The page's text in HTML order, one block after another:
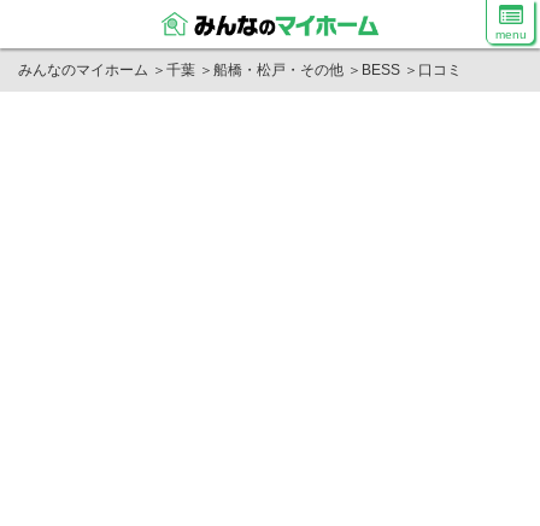
menu
みんなのマイホーム ＞ 千葉 ＞ 船橋・松戸・その他 ＞ BESS ＞ 口コミ